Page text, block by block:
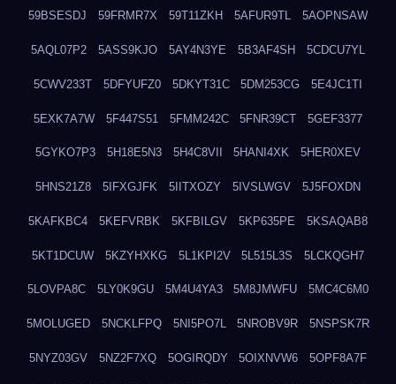
59BSESDJ 59FRMR7X 59T11ZKH 5AFUR9TL 5AOPNSAW
5AQL07P2 5ASS9KJO 5AY4N3YE 5B3AF4SH 5CDCU7YL
5CWV233T 5DFYUFZ0 5DKYT31C 5DM253CG 5E4JC1TI
5EXK7A7W 5F447S51 5FMM242C 5FNR39CT 5GEF3377
5GYKO7P3 5H18E5N3 5H4C8VII 5HANI4XK 5HER0XEV
5HNS21Z8 5IFXGJFK 5IITXOZY 5IVSLWGV 5J5FOXDN
5KAFKBC4 5KEFVRBK 5KFBILGV 5KP635PE 5KSAQAB8
5KT1DCUW 5KZYHXKG 5L1KPI2V 5L515L3S 5LCKQGH7
5LOVPA8C 5LY0K9GU 5M4U4YA3 5M8JMWFU 5MC4C6M0
5MOLUGED 5NCKLFPQ 5NI5PO7L 5NROBV9R 5NSPSK7R
5NYZ03GV 5NZ2F7XQ 5OGIRQDY 5OIXNVW6 5OPF8A7F